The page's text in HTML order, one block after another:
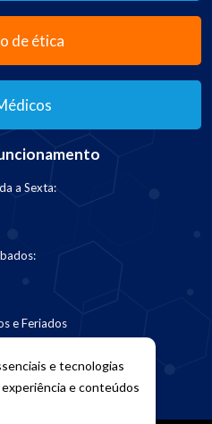
de ética
a Sexta:
e Feriados
e tecnologias
e conteúdos